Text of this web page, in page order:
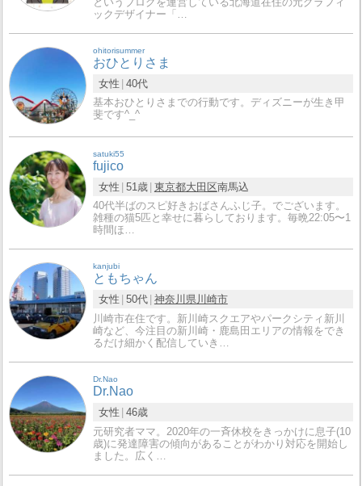
ックデザイナー「…
ohitorisummer
おひとりさま
女性 40代
基本おひとりさまでの行動です。ディズニーが生き甲
斐です^_^
satuki55
fujico
女性 51歳 東京都大田区南馬込
40代半ばのスピ好きおばさんふじ子。でございます。
雑種の猫5匹と幸せに暮らしております。毎晩22:05〜1
時間ほ…
kanjubi
ともちゃん
女性 50代 神奈川県川崎市
川崎市在住です。新川崎スクエアやパークシティ新川
崎など、今注目の新川崎・鹿島田エリアの情報をでき
るだけ細かく配信していき…
Dr.Nao
Dr.Nao
女性 46歳
元研究者ママ。2020年の一斉休校をきっかけに息子(10
歳)に発達障害の傾向があることがわかり対応を開始し
ました。広く…